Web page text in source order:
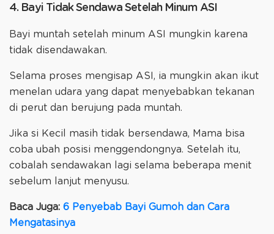
4. Bayi Tidak Sendawa Setelah Minum ASI
Bayi muntah setelah minum ASI mungkin karena
tidak disendawakan.
Selama proses mengisap ASI, ia mungkin akan ikut
menelan udara yang dapat menyebabkan tekanan
di perut dan berujung pada muntah.
Jika si Kecil masih tidak bersendawa, Mama bisa
coba ubah posisi menggendongnya. Setelah itu,
cobalah sendawakan lagi selama beberapa menit
sebelum lanjut menyusu.
Baca Juga: 6 Penyebab Bayi Gumoh dan Cara
Mengatasinya